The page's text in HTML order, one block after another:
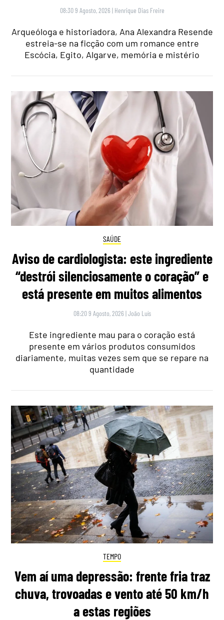
08:30 9 Agosto, 2026 | Henrique Dias Freire
Arqueóloga e historiadora, Ana Alexandra Resende
estreia-se na ficção com um romance entre
Escócia, Egito, Algarve, memória e mistério
SAÚDE
Aviso de cardiologista: este ingrediente
“destrói silenciosamente o coração” e
está presente em muitos alimentos
08:20 9 Agosto, 2026 |João Luís
Este ingrediente mau para o coração está
presente em vários produtos consumidos
diariamente, muitas vezes sem que se repare na
quantidade
TEMPO
Vem aí uma depressão: frente fria traz
chuva, trovoadas e vento até 50 km/h
a estas regiões